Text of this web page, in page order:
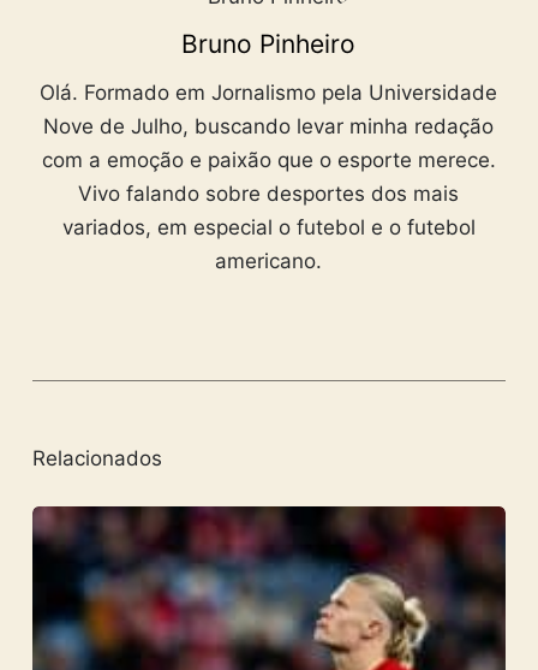
Bruno Pinheiro
Olá. Formado em Jornalismo pela Universidade
Nove de Julho, buscando levar minha redação
com a emoção e paixão que o esporte merece.
Vivo falando sobre desportes dos mais
variados, em especial o futebol e o futebol
americano.
Relacionados